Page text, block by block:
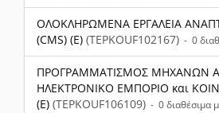
ΟΛΟΚΛΗΡΩΜΕΝΑ ΕΡΓΑΛΕΙΑ
(CMS) (E) (TEPKOUF102167) - 0
ΠΡΟΓΡΑΜΜΑΤΙΣΜΟΣ ΜΗΧΑΝΩΝ
ΗΛΕΚΤΡΟΝΙΚΟ ΕΜΠΟΡΙΟ και
(E) (TEPKOUF106109) - 0 διαθέσιμα